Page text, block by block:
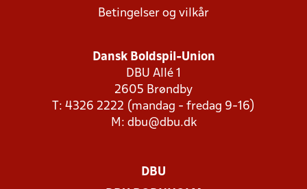
Betingelser og vilkår
Dansk Boldspil-Union
DBU Allé 1
2605 Brøndby
T: 4326 2222 (mandag - fredag 9-16)
M: dbu@dbu.dk
DBU